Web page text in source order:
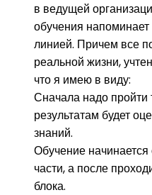
в ведущей
обучения
линией. Причем все
реальной жизни,
что я имею в виду:
Сначала надо пройти
результатам будет
знаний.
Обучение начинается
части, а после
блока.